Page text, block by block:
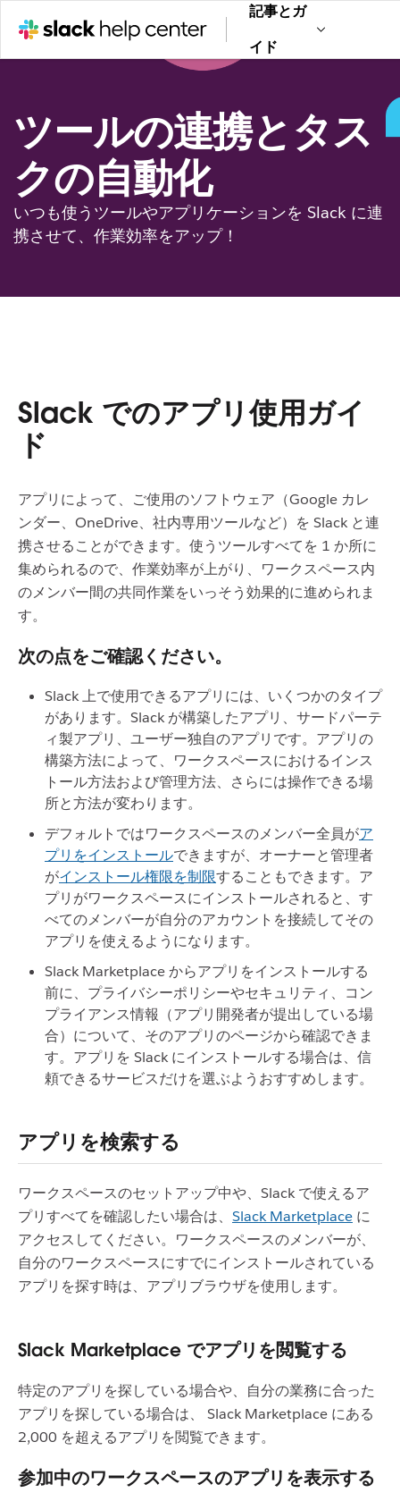
記事とガ
イド
ツールの連携とタス
クの自動化
いつも使うツールやアプリケーションを Slack に連
携させて、作業効率をアップ！
Slack でのアプリ使用ガイ
ド
アプリによって、ご使用のソフトウェア（Google カレ
ンダー、OneDrive、社内専用ツールなど）を Slack と連
携させることができます。使うツールすべてを 1 か所に
集められるので、作業効率が上がり、ワークスペース内
のメンバー間の共同作業をいっそう効果的に進められま
す。
次の点をご確認ください。
Slack 上で使用できるアプリには、いくつかのタイプ
があります。Slack が構築したアプリ、サードパーテ
ィ製アプリ、ユーザー独自のアプリです。アプリの
構築方法によって、ワークスペースにおけるインス
トール方法および管理方法、さらには操作できる場
所と方法が変わります。
デフォルトではワークスペースのメンバー全員がア
プリをインストールできますが、オーナーと管理者
がインストール権限を制限することもできます。ア
プリがワークスペースにインストールされると、す
べてのメンバーが自分のアカウントを接続してその
アプリを使えるようになります。
Slack Marketplace からアプリをインストールする
前に、プライバシーポリシーやセキュリティ、コン
プライアンス情報（アプリ開発者が提出している場
合）について、そのアプリのページから確認できま
す。アプリを Slack にインストールする場合は、信
頼できるサービスだけを選ぶようおすすめします。
アプリを検索する
ワークスペースのセットアップ中や、Slack で使えるア
プリすべてを確認したい場合は、 Slack Marketplace に
アクセスしてください。ワークスペースのメンバーが、
自分のワークスペースにすでにインストールされている
アプリを探す時は、アプリブラウザを使用します。
Slack Marketplace でアプリを閲覧する
特定のアプリを探している場合や、自分の業務に合った
アプリを探している場合は、 Slack Marketplace にある
2,000 を超えるアプリを閲覧できます。
参加中のワークスペースのアプリを表示する